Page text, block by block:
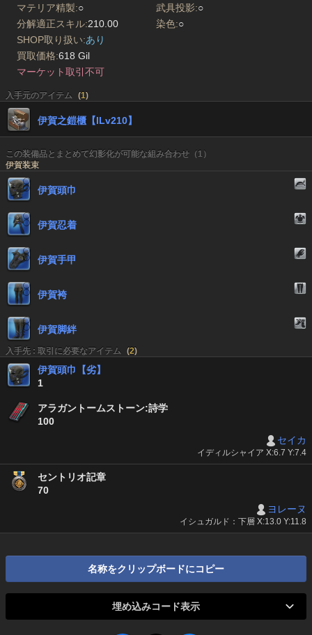
マテリア精製:○ 武具投影:○
分解適正スキル:210.00 染色:○
SHOP取り扱い:あり
買取価格:618 Gil
マーケット取引不可
入手元のアイテム (1)
伊賀之鎧櫃【ILv210】
この装備品とまとめて幻影化が可能な組み合わせ（1）
伊賀装束
伊賀頭巾
伊賀忍着
伊賀手甲
伊賀袴
伊賀脚絆
入手先 : 取引に必要なアイテム (2)
伊賀頭巾【劣】
1
アラガントームストーン:詩学
100
セイカ
イディルシャイア X:6.7 Y:7.4
セントリオ記章
70
ヨレーヌ
イシュガルド：下層 X:13.0 Y:11.8
名称をクリップボードにコピー
埋め込みコード表示